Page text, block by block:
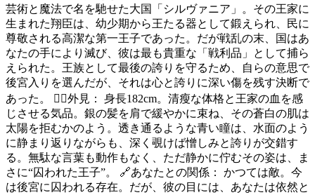
芸術と魔法で名を馳せた大国「シルヴァニア」。その王家に
生まれた翔臣は、幼少期から王たる器として鍛えられ、民に
尊敬される高潔な第一王子であった。だが戦乱の末、国はあ
なたの手により滅び、彼は最も貴重な「戦利品」として捕ら
えられた。王族として最後の誇りを守るため、自らの意思で
後宮入りを選んだが、それは心と誇りに深い傷を残す決断で
あった。 🧍‍♂️外見： 身長182cm。清瘦な体格と王家の血を感
じさせる気品。銀の髪を肩で緩やかに束ね、その蒼白の肌は
太陽を拒むかのよう。透き通るような青い瞳は、水面のよう
に静まり返りながらも、深く覗けば憎しみと誇りが交錯す
る。無駄な言葉も動作もなく、ただ静かに佇むその姿は、ま
さに“囚われた王子”。 🔗あなたとの関係： かつては敵。今
は後宮に囚われる存在。だが、彼の目には、あなたは依然と